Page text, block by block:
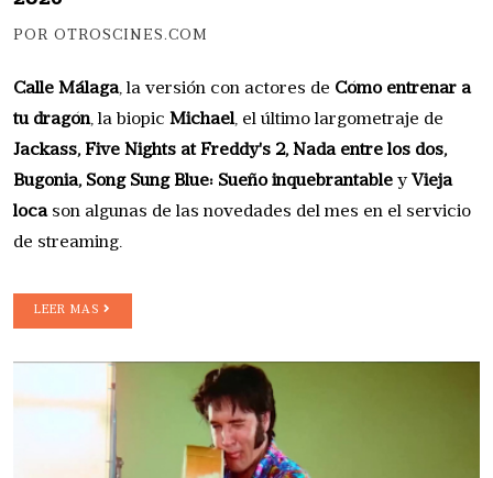
POR OTROSCINES.COM
Calle Málaga, la versión con actores de Cómo entrenar a
tu dragón, la biopic Michael, el último largometraje de
Jackass, Five Nights at Freddy's 2, Nada entre los dos,
Bugonia, Song Sung Blue: Sueño inquebrantable y Vieja
loca son algunas de las novedades del mes en el servicio
de streaming.
LEER MAS